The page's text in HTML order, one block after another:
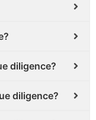
diligence?
diligence?